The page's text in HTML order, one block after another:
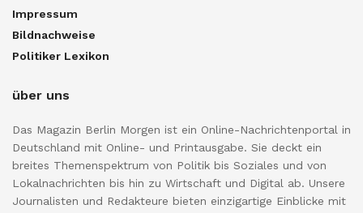
Impressum
Bildnachweise
Politiker Lexikon
über uns
Das Magazin Berlin Morgen ist ein Online-Nachrichtenportal in
Deutschland mit Online- und Printausgabe. Sie deckt ein
breites Themenspektrum von Politik bis Soziales und von
Lokalnachrichten bis hin zu Wirtschaft und Digital ab. Unsere
Journalisten und Redakteure bieten einzigartige Einblicke mit